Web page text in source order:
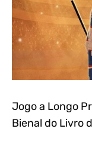
Jogo a Longo
Bienal do Livro